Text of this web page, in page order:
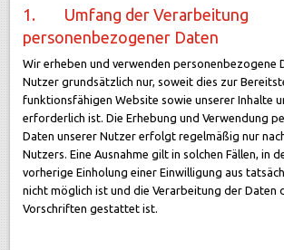
1. Umfang der Verarbeitung
personenbezogener Daten
Wir erheben und verwenden personenbezogene
Nutzer grundsätzlich nur, soweit dies zur
funktionsfähigen Website sowie unserer Inhalte
erforderlich ist. Die Erhebung und Verwendung
Daten unserer Nutzer erfolgt regelmäßig nur
Nutzers. Eine Ausnahme gilt in solchen Fällen, in
vorherige Einholung einer Einwilligung aus
nicht möglich ist und die Verarbeitung der Daten
Vorschriften gestattet ist.